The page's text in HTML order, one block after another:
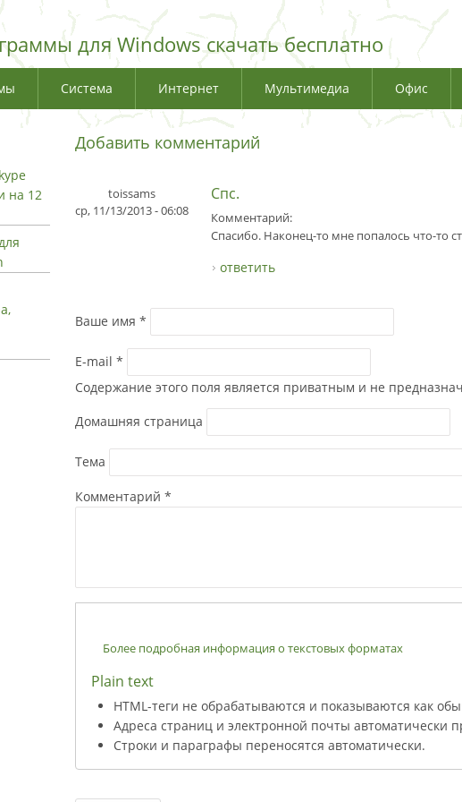
для Windows скачать бесплатно
Система Интернет Мультимедиа Офис
Добавить комментарий
toissams
ср, 11/13/2013 - 06:08
Спс.
Комментарий:
Спасибо. Наконец-то мне попалось что-то
ответить
Ваше имя *
E-mail *
Содержание этого поля является приватным и не
Домашняя страница
Тема
Комментарий *
Более подробная информация о текстовых форматах
Plain text
HTML-теги не обрабатываются и показываются как
Адреса страниц и электронной почты автоматически
Строки и параграфы переносятся автоматически.
на 12